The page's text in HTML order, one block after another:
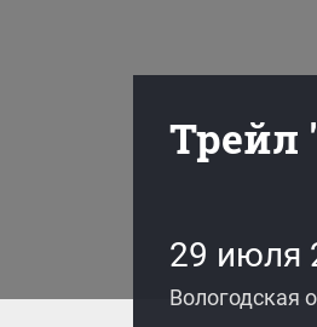
Трейл
29 июля
Вологодская